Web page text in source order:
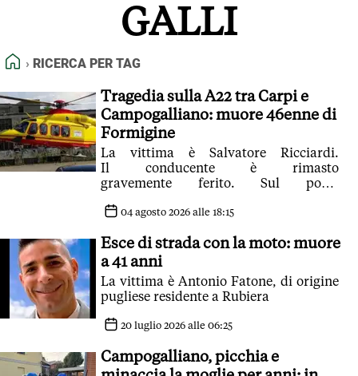
NORMATIVE DEONTOLOGICHE
TERMINI e CONDIZIONI
GALLI
HOME
RICERCA PER TAG
Tragedia sulla A22 tra Carpi e
Campogalliano: muore 46enne di
Formigine
La vittima è Salvatore Ricciardi.
Il conducente è rimasto
gravemente ferito. Sul posto
non c'è stato nulla da fare
04 agosto 2026 alle 18:15
Esce di strada con la moto: muore
a 41 anni
La vittima è Antonio Fatone, di origine
pugliese residente a Rubiera
20 luglio 2026 alle 06:25
Campogalliano, picchia e